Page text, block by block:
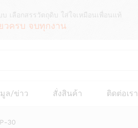
เลือกสรรวัตถุดิบ ใส่ใจเหมือนเพื่อนแท้
วครบ จบทุกงาน
ล/ข่าว สั่งสินค้า ติดต่อเรา
30